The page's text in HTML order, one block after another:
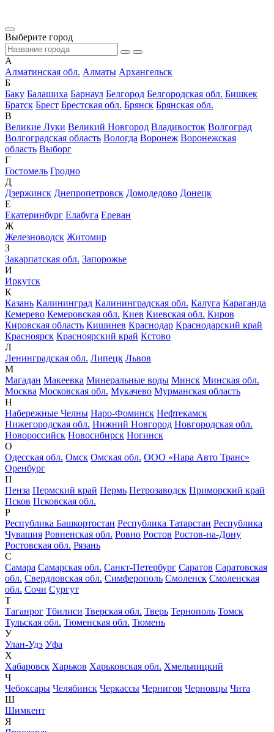
Выберите город
А
Алматинская обл. Алматы Архангельск
Б
Баку Балашиха Барнаул Белгород Белгородская обл. Бишкек
Братск Брест Брестская обл. Брянск Брянская обл.
В
Великие Луки Великий Новгород Владивосток Волгоград
Волгоградская область Вологда Воронеж Воронежская
область Выборг
Г
Гостомель Гродно
Д
Дзержинск Днепропетровск Домодедово Донецк
Е
Екатеринбург Елабуга Ереван
Ж
Железноводск Житомир
З
Закарпатская обл. Запорожье
И
Иркутск
К
Казань Калининград Калининградская обл. Калуга Караганда
Кемерево Кемеровская обл. Киев Киевская обл. Киров
Кировская область Кишинев Краснодар Краснодарский край
Красноярск Красноярский край Кстово
Л
Ленинградская обл. Липецк Львов
М
Магадан Макеевка Минеральные воды Минск Минская обл.
Москва Московская обл. Мукачево Мурманская область
Н
Набережные Челны Наро-Фоминск Нефтекамск
Нижегородская обл. Нижний Новгород Новгородская обл.
Новороссийск Новосибирск Ногинск
О
Одесская обл. Омск Омская обл. ООО «Нара Авто Транс»
Оренбург
П
Пенза Пермский край Пермь Петрозаводск Приморский край
Псков Псковская обл.
Р
Республика Башкортостан Республика Татарстан Республика
Чувашия Ровненская обл. Ровно Ростов Ростов-на-Дону
Ростовская обл. Рязань
С
Самара Самарская обл. Санкт-Петербург Саратов Саратовская
обл. Свердловская обл. Симферополь Смоленск Смоленская
обл. Сочи Сургут
Т
Таганрог Тбилиси Тверская обл. Тверь Тернополь Томск
Тульская обл. Тюменская обл. Тюмень
У
Улан-Удэ Уфа
Х
Хабаровск Харьков Харьковская обл. Хмельницкий
Ч
Чебоксары Челябинск Черкассы Чернигов Черновцы Чита
Ш
Шимкент
Я